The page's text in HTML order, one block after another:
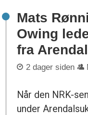
Mats
Owing
fra Arendal
2 dager siden
Når den NRK-
under